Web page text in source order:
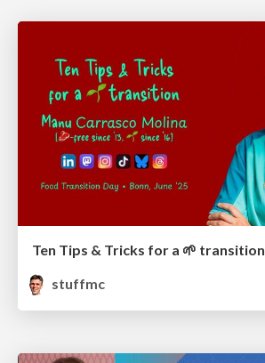
Ten Tips & Tricks for a 🌱 transition
stuffmc